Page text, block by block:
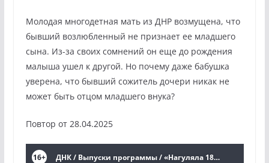
Молодая многодетная мать из ДНР возмущена, что
бывший возлюбленный не признает ее младшего
сына. Из-за своих сомнений он еще до рождения
малыша ушел к другой. Но почему даже бабушка
уверена, что бывший сожитель дочери никак не
может быть отцом младшего внука?
Повтор от 28.04.2025